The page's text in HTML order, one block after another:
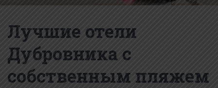
I
Лучшие отели
Дубровника с
собственным пляжем